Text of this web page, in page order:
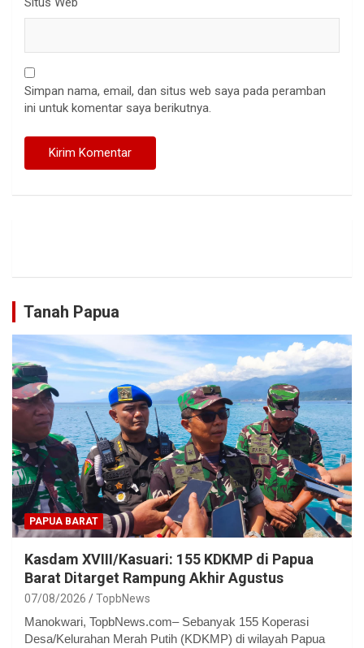
Simpan nama, email, dan situs web saya pada peramban
ini untuk komentar saya berikutnya.
Tanah Papua
PAPUA BARAT
Kasdam XVIII/Kasuari: 155 KDKMP di Papua
Barat Ditarget Rampung Akhir Agustus
07/08/2026 TopbNews
Manokwari, TopbNews.com– Sebanyak 155 Koperasi
Desa/Kelurahan Merah Putih (KDKMP) di wilayah Papua